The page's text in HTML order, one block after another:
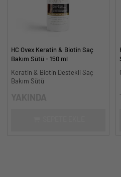
HC Ovex Keratin & Biotin Saç
Bakım Sütü - 150 ml
Keratin & Biotin Destekli Saç
Bakım Sütü